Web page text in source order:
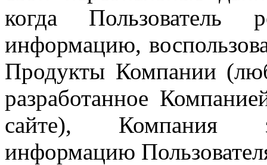
когда Пользователь
информацию,
Продукты Компании
разработанное
сайте), Компания
информацию